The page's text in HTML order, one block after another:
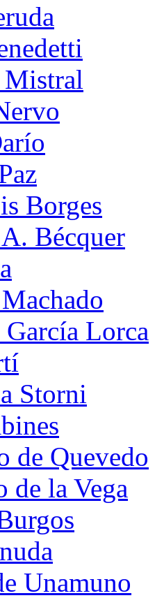
Mistral
Borges
Bécquer
Lorca
Storni
de Quevedo
de la Vega
Unamuno